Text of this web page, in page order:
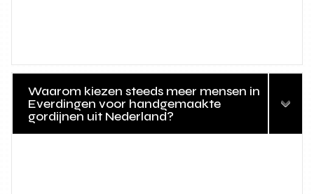
Waarom kiezen steeds meer mensen in
Everdingen voor handgemaakte
gordijnen uit Nederland?